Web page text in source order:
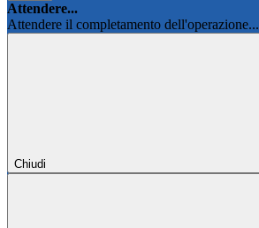
Attendere...
Attendere il completamento dell'operazione...
Chiudi